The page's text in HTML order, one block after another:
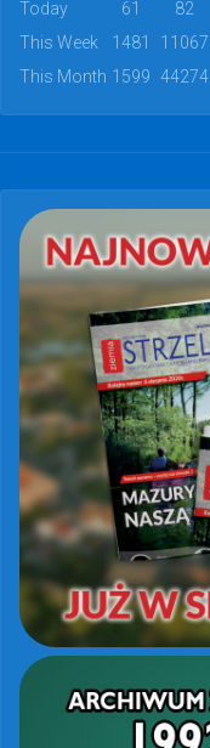
Today 61
82
This Week
1481
11067
This Month 1599 44274